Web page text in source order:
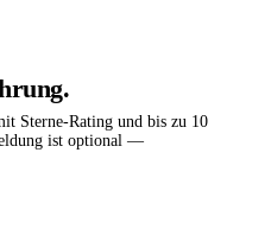
Sterne-Rating und bis zu 10
ist optional —